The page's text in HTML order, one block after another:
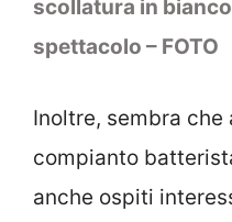
scollatura in
spettacolo – FOTO
Inoltre, sembra che
compianto
anche ospiti